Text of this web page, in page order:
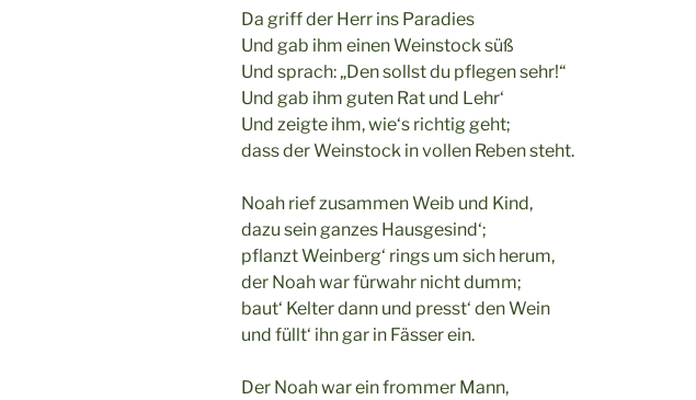
Da griff der Herr ins Paradies
Und gab ihm einen Weinstock süß
Und sprach: „Den sollst du pflegen sehr!“
Und gab ihm guten Rat und Lehr‘
Und zeigte ihm, wie‘s richtig geht;
dass der Weinstock in vollen Reben steht.
Noah rief zusammen Weib und Kind,
dazu sein ganzes Hausgesind‘;
pflanzt Weinberg‘ rings um sich herum,
der Noah war fürwahr nicht dumm;
baut‘ Kelter dann und presst‘ den Wein
und füllt‘ ihn gar in Fässer ein.
Der Noah war ein frommer Mann,